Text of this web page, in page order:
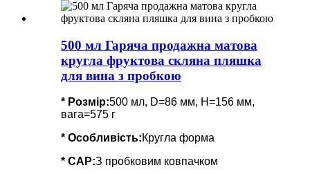
500 мл Гаряча продажна матова
кругла фруктова скляна пляшка
для вина з пробкою
* Розмір:500 мл, D=86 мм, H=156 мм,
вага=575 г
* Особливість:Кругла форма
* CAP:З пробковим ковпачком